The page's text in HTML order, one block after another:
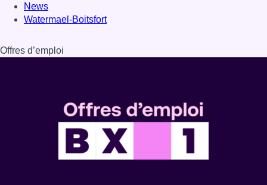
News
Watermael-Boitsfort
Offres d’emploi